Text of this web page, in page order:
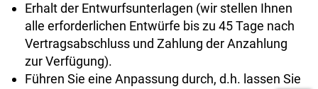
Erhalt der Entwurfsunterlagen (wir stellen Ihnen
alle erforderlichen Entwürfe bis zu 45 Tage nach
Vertragsabschluss und Zahlung der Anzahlung
zur Verfügung).
Führen Sie eine Anpassung durch, d.h. lassen Sie